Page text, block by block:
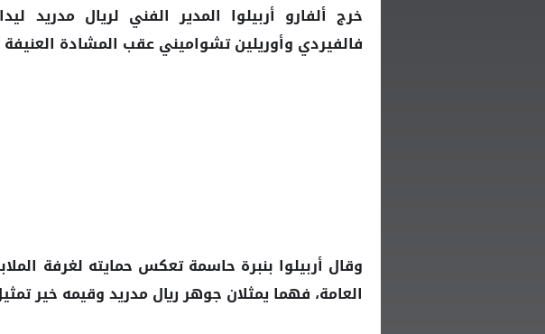
خرج ألفارو أربيلوا المدير الفني لريال مدريد
فالفيردي وأوريلين تشواميني عقب المشادة العنيفة
وقال أربيلوا بنبرة حاسمة تعكس حمايته لغرفة
العامة، فهما يمثلان جوهر ريال مدريد وقيمه خير